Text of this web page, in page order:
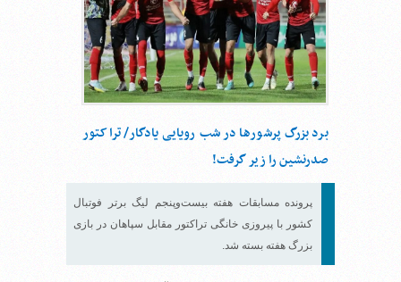
برد بزرگ پرشورها در شب رویایی یادگار/ تراکتور
صدرنشین را زیر گرفت!
پرونده مسابقات هفته بیست‌وپنجم لیگ برتر فوتبال
کشور با پیروزی خانگی تراکتور مقابل سپاهان در بازی
بزرگ هفته بسته شد.